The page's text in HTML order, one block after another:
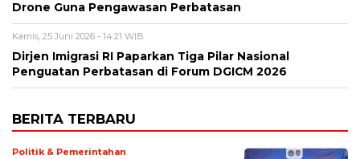
Drone Guna Pengawasan Perbatasan
Kamis, 25 Juni 2026 - 14:21 WIB
Dirjen Imigrasi RI Paparkan Tiga Pilar Nasional
Penguatan Perbatasan di Forum DGICM 2026
BERITA TERBARU
Politik & Pemerintahan